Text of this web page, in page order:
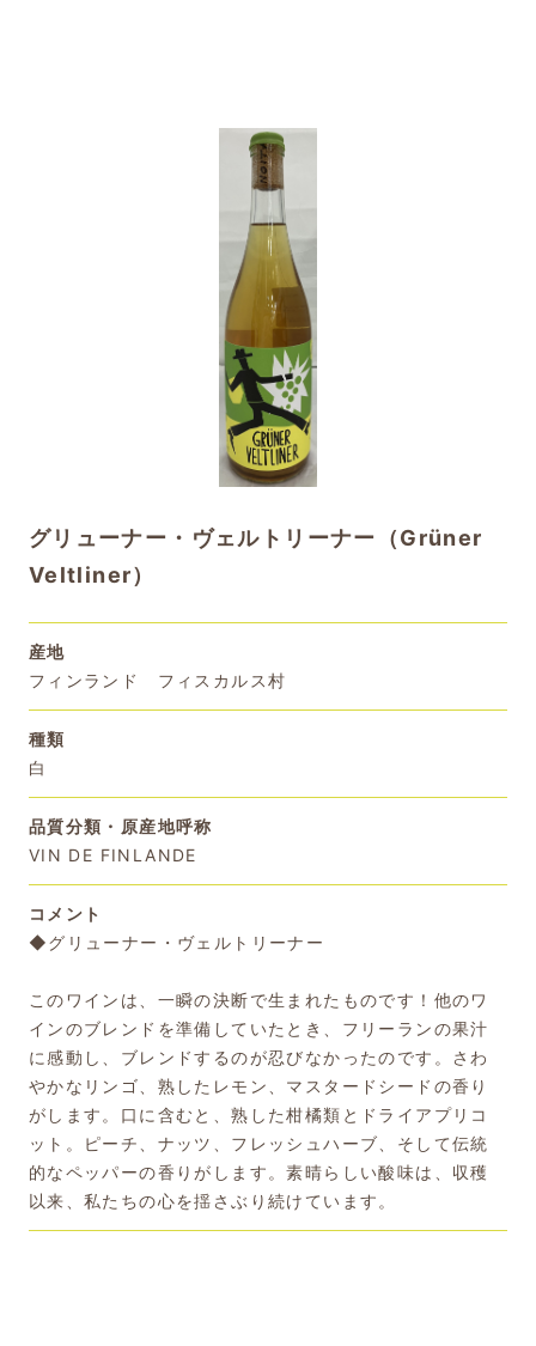
グリューナー・ヴェルトリーナー（Grüner
Veltliner）
産地
フィンランド フィスカルス村
種類
白
品質分類・原産地呼称
VIN DE FINLANDE
コメント
◆グリューナー・ヴェルトリーナー
このワインは、一瞬の決断で生まれたものです！他のワ
インのブレンドを準備していたとき、フリーランの果汁
に感動し、ブレンドするのが忍びなかったのです。さわ
やかなリンゴ、熟したレモン、マスタードシードの香り
がします。口に含むと、熟した柑橘類とドライアプリコ
ット。ピーチ、ナッツ、フレッシュハーブ、そして伝統
的なペッパーの香りがします。素晴らしい酸味は、収穫
以来、私たちの心を揺さぶり続けています。